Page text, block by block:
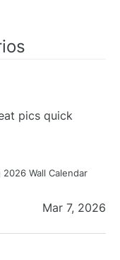
pics quick
2026 Wall Calendar
Mar 7, 2026